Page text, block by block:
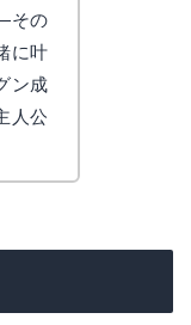
その
に叶
ン成
人公